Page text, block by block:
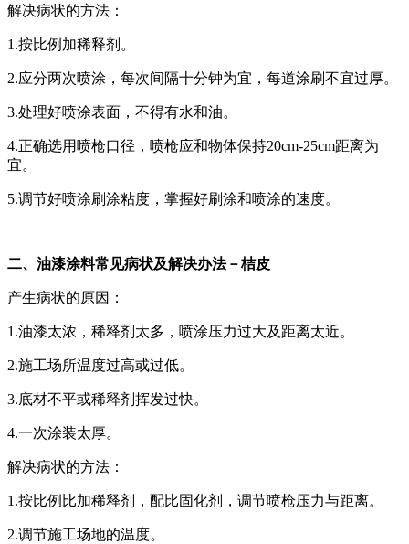
解决病状的方法：
1.按比例加稀释剂。
2.应分两次喷涂，每次间隔十分钟为宜，每道涂刷不宜过厚。
3.处理好喷涂表面，不得有水和油。
4.正确选用喷枪口径，喷枪应和物体保持20cm-25cm距离为
宜。
5.调节好喷涂刷涂粘度，掌握好刷涂和喷涂的速度。
二、油漆涂料常见病状及解决办法－桔皮
产生病状的原因：
1.油漆太浓，稀释剂太多，喷涂压力过大及距离太近。
2.施工场所温度过高或过低。
3.底材不平或稀释剂挥发过快。
4.一次涂装太厚。
解决病状的方法：
1.按比例比加稀释剂，配比固化剂，调节喷枪压力与距离。
2.调节施工场地的温度。